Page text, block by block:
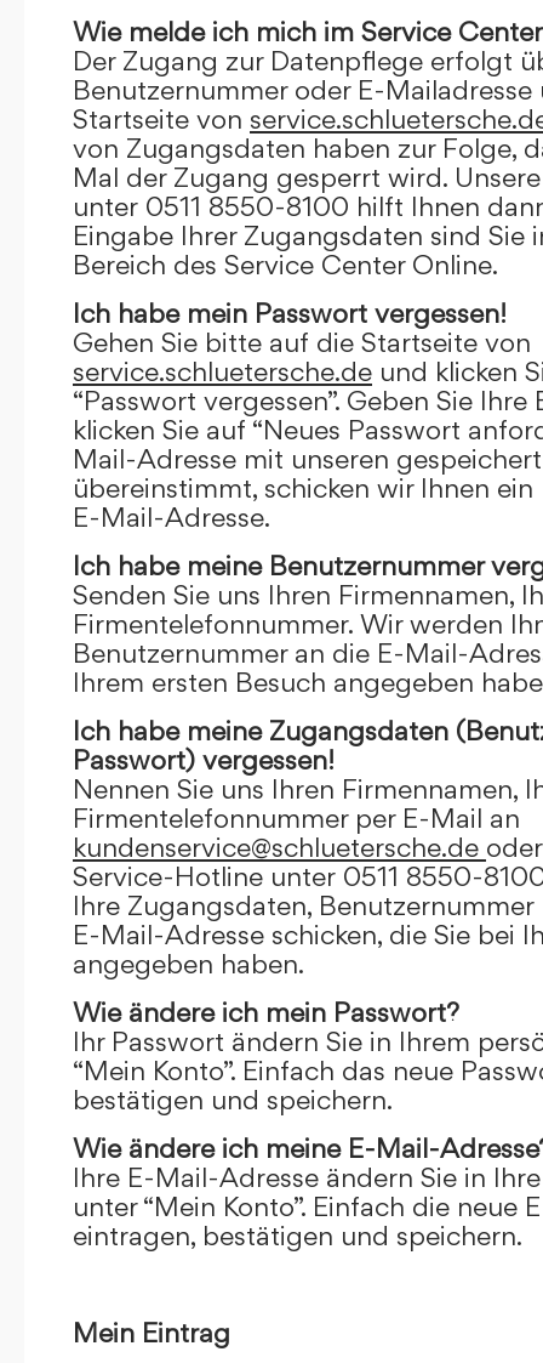
Wie melde ich mich im Service
Der Zugang zur Datenpflege erfolgt
Benutzernummer oder E-
Startseite von
von Zugangsdaten haben zur Folge,
Mal der Zugang gesperrt wird.
unter 0511 8550-8100 hilft Ihnen
Eingabe Ihrer Zugangsdaten sind Sie
Bereich des Service Center Online.
Ich habe mein Passwort vergessen!
Gehen Sie bitte auf die Startseite von
service.schluetersche.de und klicken
“Passwort vergessen”. Geben Sie
klicken Sie auf “Neues Passwort
Mail-Adresse mit unseren
übereinstimmt, schicken wir Ihnen
E-Mail-Adresse.
Ich habe meine Benutzernummer
Senden Sie uns Ihren Firmennamen,
Firmentelefonnummer. Wir werden
Benutzernummer an die E-Mail-
Ihrem ersten Besuch angegeben
Ich habe meine Zugangsdaten
Passwort) vergessen!
Nennen Sie uns Ihren Firmennamen,
Firmentelefonnummer per E-Mail an
kundenservice@schluetersche.de
Service-Hotline unter 0511 8550-
Ihre Zugangsdaten,
E-Mail-Adresse schicken, die Sie bei
angegeben haben.
Wie ändere ich mein Passwort?
Ihr Passwort ändern Sie in Ihrem
“Mein Konto”. Einfach das neue
bestätigen und speichern.
Wie ändere ich meine E-Mail-
Ihre E-Mail-Adresse ändern Sie in
unter “Mein Konto”. Einfach die neue
eintragen, bestätigen und speichern.
Mein Eintrag